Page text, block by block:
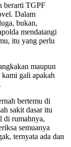
berarti TGPF
Dalam
bukan,
mendatangi
itu yang perlu
maupun
gali apakah
bertemu di
sakit dasar itu
di rumahnya,
semuanya
ternyata ada dan